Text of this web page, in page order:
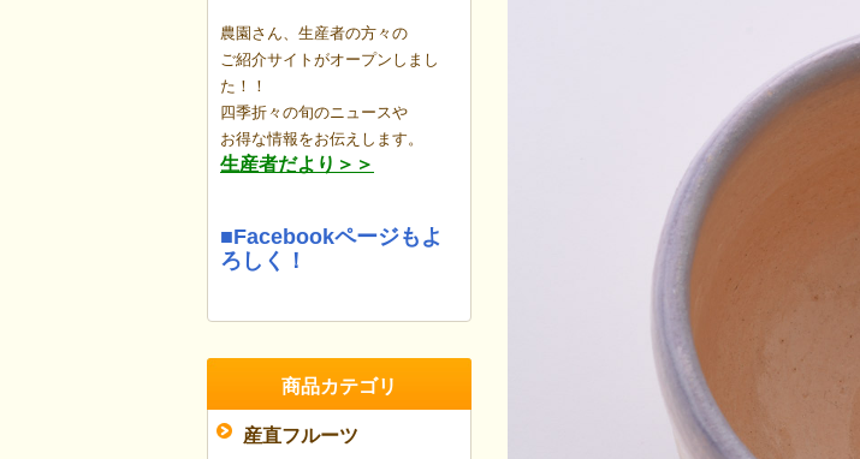
農園さん、生産者の方々の
ご紹介サイトがオープンしまし
た！！
四季折々の旬のニュースや
お得な情報をお伝えします。
生産者だより＞＞
■Facebookページもよ
ろしく！
商品カテゴリ
産直フルーツ